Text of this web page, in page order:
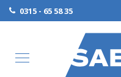
0315 - 65 58 35